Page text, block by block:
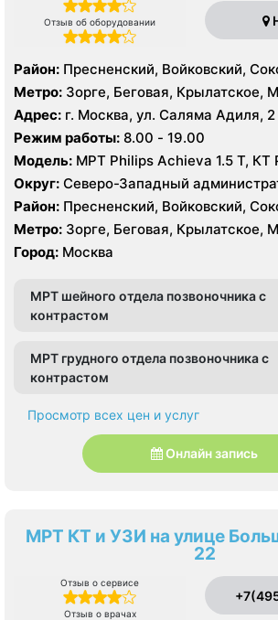
Отзыв об оборудовании
Район: Пресненский, Войковский,
Крылатское, Кунцево, Филёвский
Тушино, Строгино, Хорошёво-
Южное Тушино
Метро: Зорге, Беговая, Крылатское,
Октябрьское поле, Панфиловская,
Хорошево, Хорошевская, ЦСКА,
Народное Ополчение
Адрес: г. Москва, ул. Саляма Адиля, 2
Режим работы: 8.00 - 19.00
Модель: МРТ Philips Achieva 1.5 T, КТ Philips Brilliance
64 среза, УЗИ GE Voluson E8, ESAOTE
Округ: Северо-Западный
Район: Пресненский, Войковский,
Крылатское, Кунцево, Филёвский
Тушино, Строгино, Хорошёво-
Южное Тушино
Метро: Зорге, Беговая, Крылатское,
Октябрьское поле, Панфиловская,
Хорошево, Хорошевская, ЦСКА,
Город: Москва
МРТ шейного отдела позвоночника с
контрастом
МРТ грудного отдела позвоночника с
контрастом
Просмотр всех цен и услуг
Онлайн запись
МРТ КТ и УЗИ на улице
22
Отзыв о сервисе
Отзыв о врачах